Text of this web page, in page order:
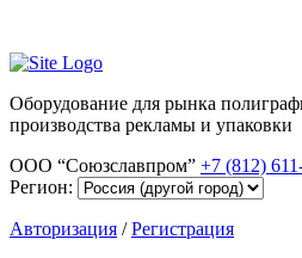
Оборудование для рынка
производства рекламы и упаковки
ООО “Союзславпром” +7 (812)
Регион:
Авторизация /Регистрация